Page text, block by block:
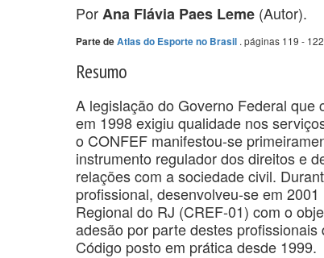
PorAna Flávia Paes Leme (Autor).
Parte deAtlas do Esporte no Brasil . páginas 119 - 122
Resumo
A legislação do Governo Federal
em 1998 exigiu qualidade nos
o CONFEF manifestou-se
instrumento regulador dos direitos e
relações com a sociedade civil.
profissional, desenvolveu-se em
Regional do RJ (CREF-01) com o
adesão por parte destes
Código posto em prática desde 1999.